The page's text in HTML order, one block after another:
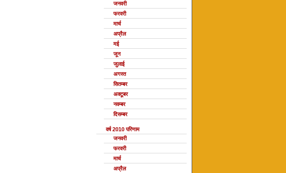
जनवरी
फरवरी
मार्च
अप्रैल
मई
जून
जुलाई
अगस्त
सितम्बर
अक्टूबर
नवम्बर
दिसम्बर
वर्ष 2010 परिणाम
जनवरी
फरवरी
मार्च
अप्रैल